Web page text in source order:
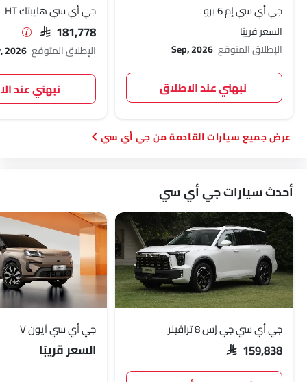
جي أي سي إم 6 برو
السعر قريبًا
الإطلاق المتوقع Sep, 2026
نبهني عند الاطلاق
جي أي سي هايبتك HT
SAR 181,778
الإطلاق المتوقع 2026
نبهني عند
سيارات القادمة من جي أي سي
أحدث سيارات جي أي سي
جي أي سي جي إس 8 ترافيلر
SAR 159,838
جي أي سي آيون V
السعر قريبًا